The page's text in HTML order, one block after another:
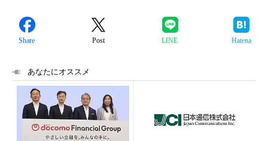
Share Post LINE Hatena
あなたにオススメ